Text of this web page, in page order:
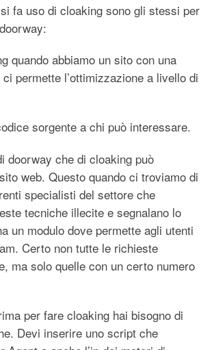
fa uso di cloaking sono gli stessi per
quando abbiamo un sito con una
permette l’ottimizzazione a livello di
sorgente a chi può interessare.
doorway che di cloaking può
web. Questo quando ci troviamo di
specialisti del settore che
tecniche illecite e segnalano lo
un modulo dove permette agli utenti
Certo non tutte le richieste
ma solo quelle con un certo numero
per fare cloaking hai bisogno di
Devi inserire uno script che